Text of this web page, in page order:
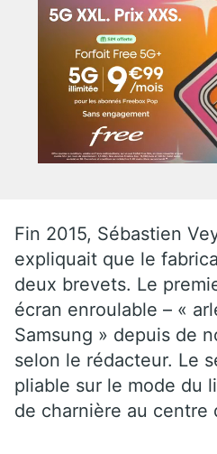
Fin 2015, Sébastien
expliquait que le
deux brevets. Le
écran enroulable – «
Samsung » depuis de
selon le rédacteur. Le
pliable sur le mode du
de charnière au centre